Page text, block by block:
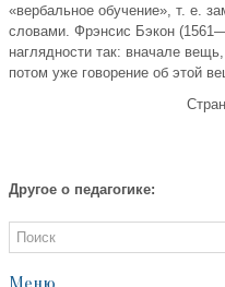
«вербальное обучение», т. е.
словами. Фрэнсис Бэкон
наглядности так: вначале
потом уже говорение об этой
Другое о педагогике: